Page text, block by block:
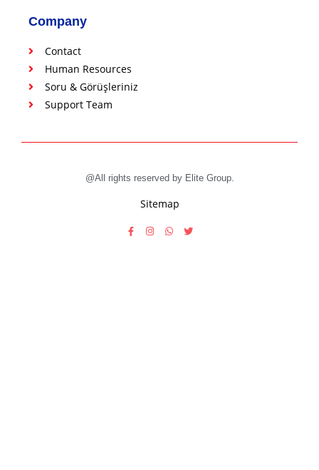
Company
Contact
Human Resources
Soru & Görüşleriniz
Support Team
@All rights reserved by Elite Group.
Sitemap